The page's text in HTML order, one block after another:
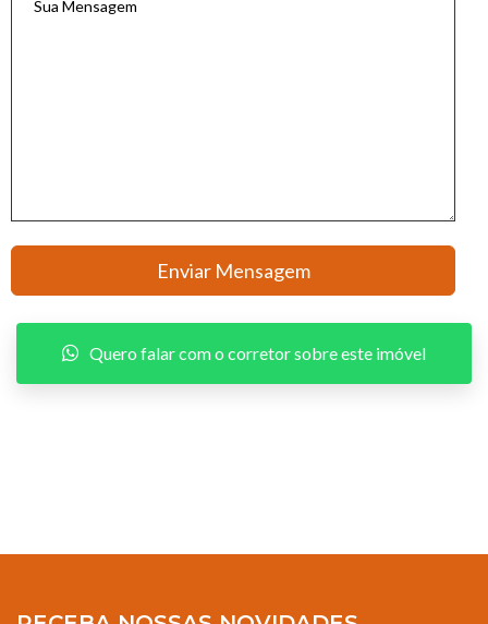
Quero falar com o corretor sobre este imóvel